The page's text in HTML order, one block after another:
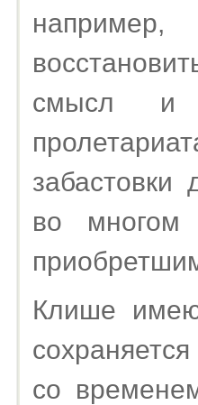
смысл и
во многом
Клише
со